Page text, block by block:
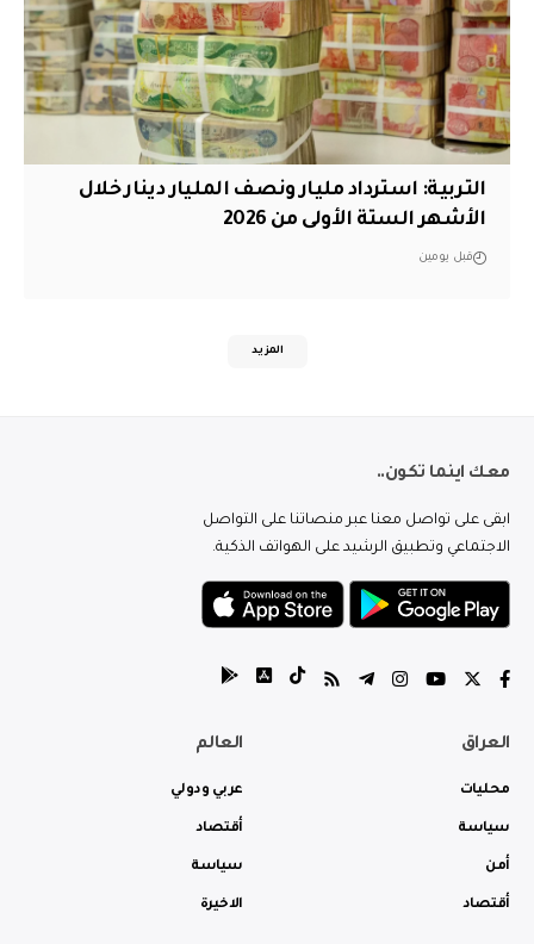
التربية: استرداد مليار ونصف المليار دينار خلال
الأشهر الستة الأولى من 2026
قبل يومين
المزيد
معك اينما تكون..
ابقى على تواصل معنا عبر منصاتنا على التواصل
الاجتماعي وتطبيق الرشيد على الهواتف الذكية.
العراق
محليات
سياسة
أمن
أقتصاد
العالم
عربي ودولي
أقتصاد
سياسة
الاخيرة